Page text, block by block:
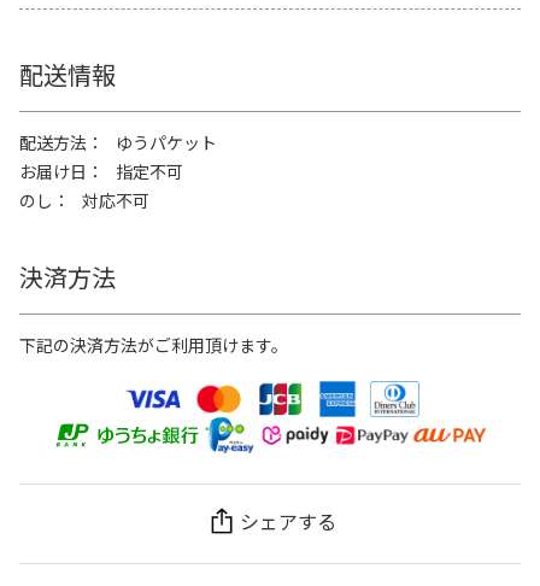
配送情報
配送方法
ゆうパケット
お届け日
指定不可
のし
対応不可
決済方法
下記の決済方法がご利用頂けます。
シェアする